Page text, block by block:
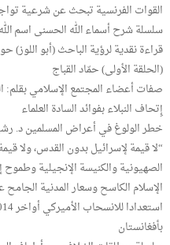
القوات الفرنسية تبحث عن شرعية
سلسلة شرح أسماء الله الحسنى اسم
قراءة نقدية لرؤية الباحث (أبو اللوز)
(الحلقة الأولى) حمّاد القباج
صفات أعضاء المجتمع الإسلامي بقلم:
إِتحاف النبلاء بفوائد السادة العلماء
خطر الولوغ في أعراض المسلمين د.
“لا قيمة لإسرائيل بدون القدس، ولا
الصهيونية والكنيسة الإنجيلية وطموح
الإسلام الكاسح وسعار المدنية
بأفغانستان